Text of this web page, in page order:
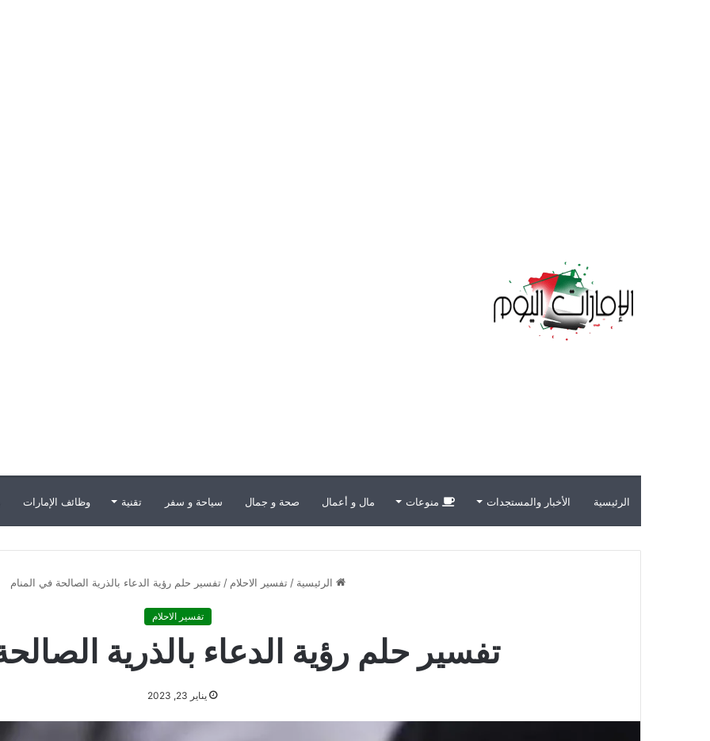
الرئيسية الأخبار والمستجدات منوعات مال و أعمال صحة و جمال سياحة و سفر تقنية وظائف الإمارات
الرئيسية / تفسير الاحلام / تفسير حلم رؤية الدعاء بالذرية الصالحة في المنام
تفسير الاحلام
تفسير حلم رؤية الدعاء بالذرية
يناير 23, 2023